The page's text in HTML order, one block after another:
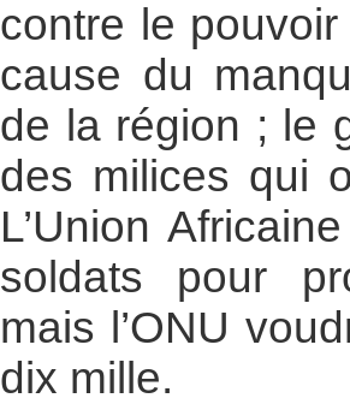
contre le
cause du
de la région ; le
des milices qui
L’Union
soldats pour
mais l’ONU
dix mille.